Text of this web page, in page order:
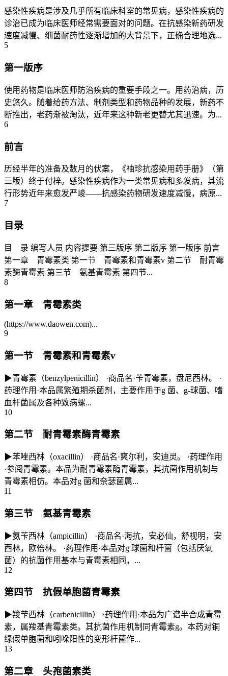
感染性疾病是涉及几乎所有临床科室的常见病，感染性疾病的
诊治已成为临床医师经常需要面对的问题。在抗感染新药研发
速度减慢、细菌耐药性逐渐增加的大背景下，正确合理地选...
5
第一版序
使用药物是临床医师防治疾病的重要手段之一。用药治病，历
史悠久。随着给药方法、制剂类型和药物品种的发展，新药不
断推出，老药渐被淘汰，近年来这种新老更替尤其迅速。为...
6
前言
历经半年的准备及数月的伏案，《袖珍抗感染用药手册》（第
三版）终于付梓。感染性疾病作为一类常见病和多发病，其流
行形势近年来愈发严峻——抗感染药物研发速度减慢，病原...
7
目录
目 录 编写人员 内容提要 第三版序 第二版序 第一版序 前言
第一章 青霉素类 第一节 青霉素和青霉素v 第二节 耐青霉
素酶青霉素 第三节 氨基青霉素 第四节...
8
第一章 青霉素类
(https://www.daowen.com)...
9
第一节 青霉素和青霉素v
▶青霉素（benzylpenicillin） ·商品名·苄青霉素，盘尼西林。 ·
药理作用·本品属繁殖期杀菌剂，主要作用于g 菌、g-球菌、嗜
血杆菌属及各种致病螺...
10
第二节 耐青霉素酶青霉素
▶苯唑西林（oxacillin） ·商品名·爽尔利，安迪灵。 ·药理作用
·参阅青霉素。本品为耐青霉素酶青霉素，其抗菌作用机制与
青霉素相仿。本品对g 菌和奈瑟菌属...
11
第三节 氨基青霉素
▶氨苄西林（ampicillin） ·商品名·海抗，安必仙，舒视明，安
西林，欧倍林。 ·药理作用·本品对g 球菌和杆菌（包括厌氧
菌）的抗菌作用基本与青霉素相同，...
12
第四节 抗假单胞菌青霉素
▶羧芐西林（carbenicillin） ·药理作用·本品为广谱半合成青霉
素，属羧基青霉素类。其抗菌作用机制同青霉素g。本药对铜
绿假单胞菌和吲哚阳性的变形杆菌作...
13
第二章 头孢菌素类